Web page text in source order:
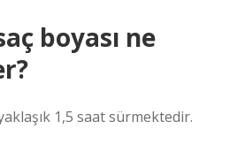
boyası ne
1,5 saat sürmektedir.